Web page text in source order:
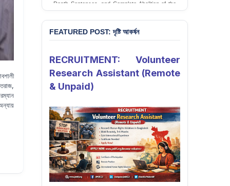
Death Sentences, and Complete Abolition of the
Death Penalty in Bangladesh
Sign Petition
FEATURED POST: দৃষ্টি আকর্ষন
RECRUITMENT: Volunteer
Research Assistant (Remote
& Unpaid)